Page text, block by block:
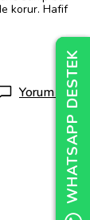
korur. Hafif
Yorum Yap
WHATSAPP DESTEK
WHATSAPP DESTEK
WHATSAPP DESTEK